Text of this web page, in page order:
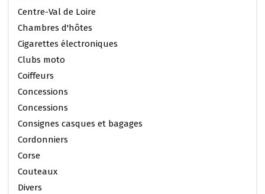
Centre-Val de Loire
Chambres d'hôtes
Cigarettes électroniques
Clubs moto
Coiffeurs
Concessions
Concessions
Consignes casques et bagages
Cordonniers
Corse
Couteaux
Divers